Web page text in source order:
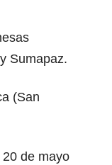
Sumapaz.
(San
de mayo